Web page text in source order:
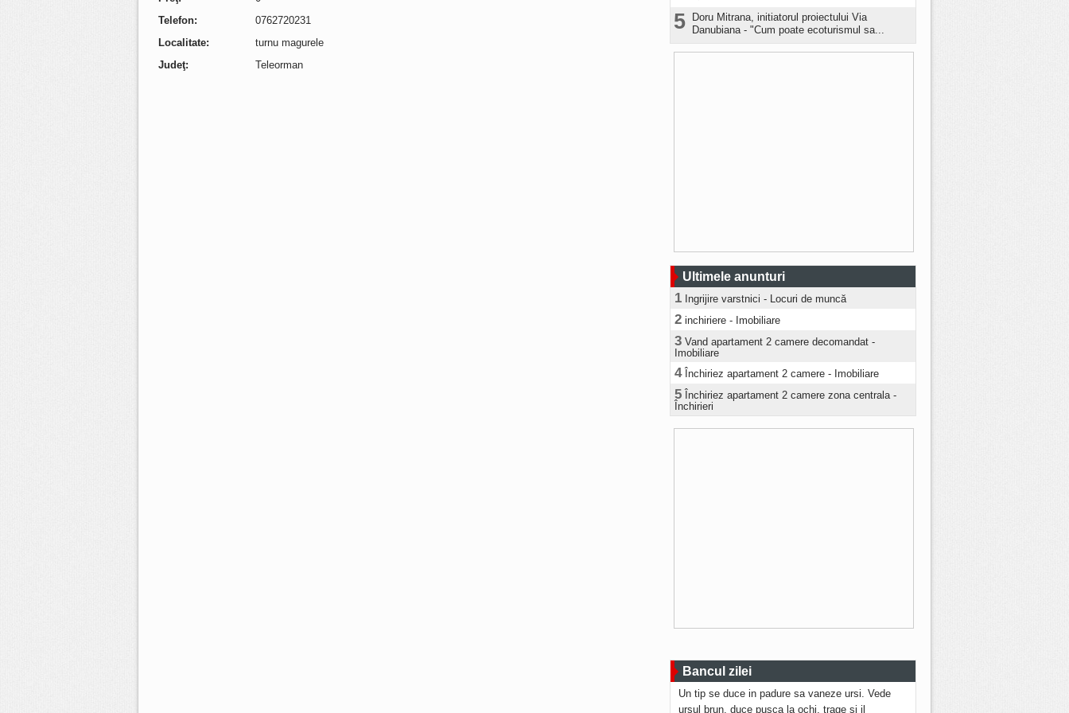
Telefon:
0762720231
Localitate:
turnu magurele
Judeţ:
Teleorman
5
Doru Mitrana, initiatorul proiectului Via
Danubiana - "Cum poate ecoturismul sa...
Ultimele anunturi
1 Ingrijire varstnici - Locuri de muncă
2 inchiriere - Imobiliare
3 Vand apartament 2 camere decomandat -
Imobiliare
4 Închiriez apartament 2 camere - Imobiliare
5 Închiriez apartament 2 camere zona centrala -
Închirieri
Bancul zilei
Un tip se duce in padure sa vaneze ursi. Vede
ursul brun, duce pusca la ochi, trage si il